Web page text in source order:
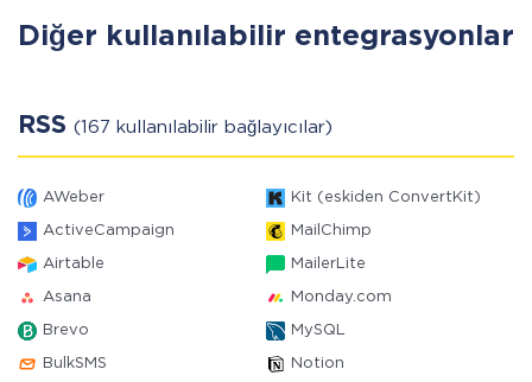
Diğer kullanılabilir entegrasyonlar
RSS (167 kullanılabilir bağlayıcılar)
AWeber Kit (eskiden ConvertKit)
ActiveCampaign MailChimp
Airtable MailerLite
Asana Monday.com
Brevo MySQL
BulkSMS Notion